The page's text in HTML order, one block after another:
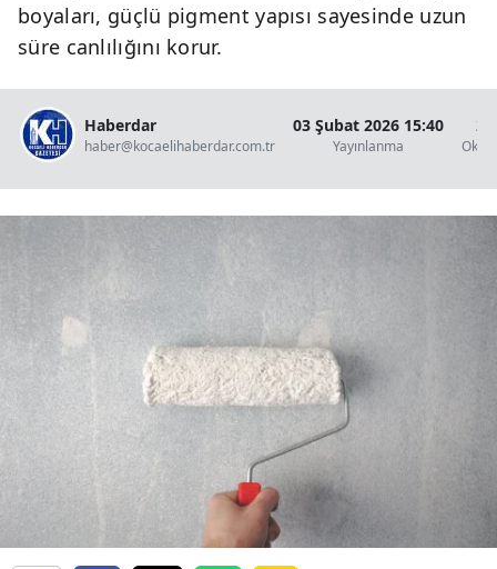
boyaları, güçlü pigment yapısı sayesinde uzun
süre canlılığını korur.
Haberdar
haber@kocaelihaberdar.com.tr
03 Şubat 2026 15:40
Yayınlanma
2